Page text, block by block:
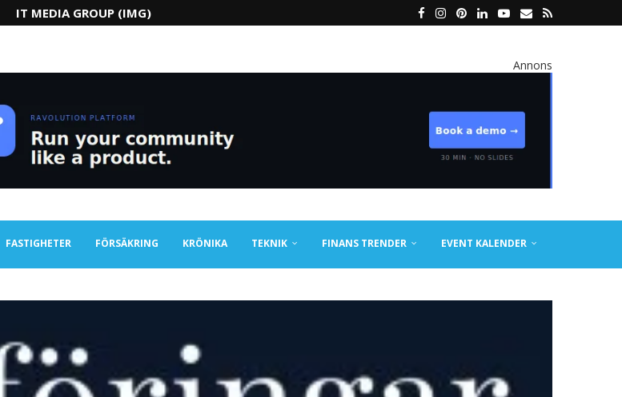
IT MEDIA GROUP (IMG)
Annons
FASTIGHETER FÖRSÄKRING KRÖNIKA TEKNIK FINANS TRENDER EVENT KALENDER